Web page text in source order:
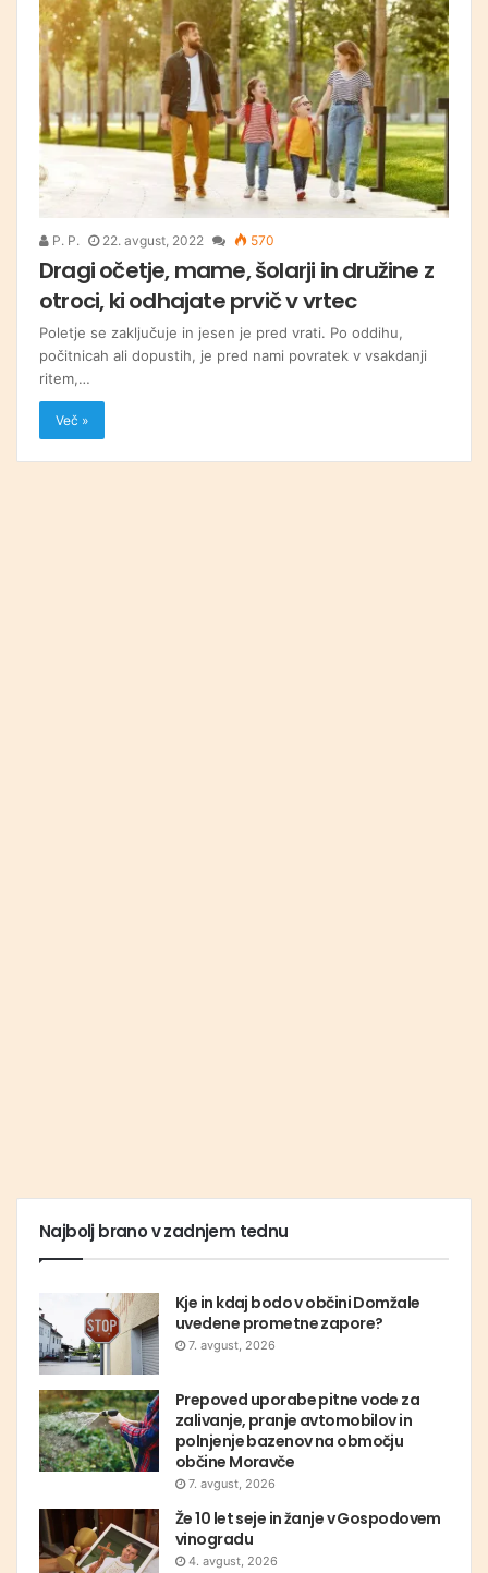
P. P. 22. avgust, 2022 570
Dragi očetje, mame, šolarji in družine z
otroci, ki odhajate prvič v vrtec
Poletje se zaključuje in jesen je pred vrati. Po oddihu,
počitnicah ali dopustih, je pred nami povratek v vsakdanji
ritem,…
Več »
Najbolj brano v zadnjem tednu
Kje in kdaj bodo v občini Domžale
uvedene prometne zapore?
7. avgust, 2026
Prepoved uporabe pitne vode za
zalivanje, pranje avtomobilov in
polnjenje bazenov na območju
občine Moravče
7. avgust, 2026
Že 10 let seje in žanje v Gospodovem
vinogradu
4. avgust, 2026